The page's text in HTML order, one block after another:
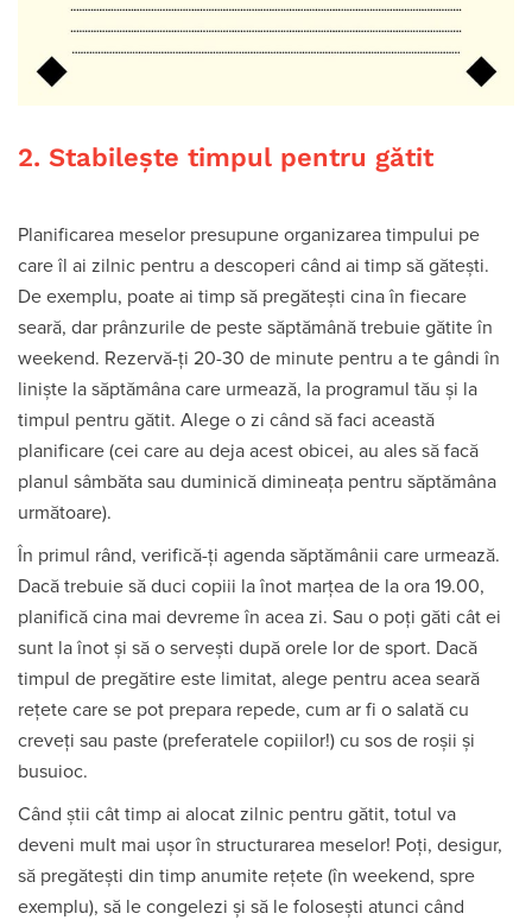
2. Stabilește timpul pentru gătit
Planificarea meselor presupune organizarea timpului pe
care îl ai zilnic pentru a descoperi când ai timp să gătești.
De exemplu, poate ai timp să pregătești cina în fiecare
seară, dar prânzurile de peste săptămână trebuie gătite în
weekend. Rezervă-ți 20-30 de minute pentru a te gândi în
liniște la săptămâna care urmează, la programul tău și la
timpul pentru gătit. Alege o zi când să faci această
planificare (cei care au deja acest obicei, au ales să facă
planul sâmbăta sau duminică dimineața pentru săptămâna
următoare).
În primul rând, verifică-ți agenda săptămânii care urmează.
Dacă trebuie să duci copiii la înot marțea de la ora 19.00,
planifică cina mai devreme în acea zi. Sau o poți găti cât ei
sunt la înot și să o servești după orele lor de sport. Dacă
timpul de pregătire este limitat, alege pentru acea seară
rețete care se pot prepara repede, cum ar fi o salată cu
creveți sau paste (preferatele copiilor!) cu sos de roșii și
busuioc.
Când știi cât timp ai alocat zilnic pentru gătit, totul va
deveni mult mai ușor în structurarea meselor! Poți, desigur,
să pregătești din timp anumite rețete (în weekend, spre
exemplu), să le congelezi și să le folosești atunci când